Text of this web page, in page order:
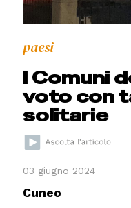
paesi
I Comuni
voto con
solitarie
03 giugno 2024
Cuneo